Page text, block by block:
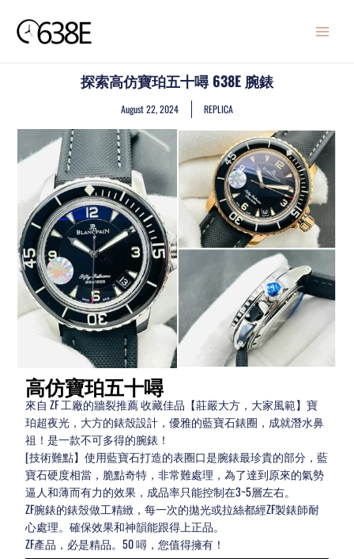
content
MENU
探索高仿寶珀五十噚 638E 腕錶
August 22, 2024 REPLICA
高仿寶珀五十噚
來自 ZF 工廠的牆裂推薦 收藏佳品【莊嚴大方，大家風範】寶
珀超夜光，大方的錶殼設計，優雅的藍寶石錶圈，成就潛水鼻
祖！是一款不可多得的腕錶！
[技術難點】使用藍寶石打造的表圈口是腕錶最珍貴的部分，藍
寶石硬度相當，脆點奇特，非常難處理，為了達到原來的氣勢
逼人和薄而有力的效果，成品率只能控制在3~5層左右。
ZF腕錶的錶殼做工精緻，每一次的拋光或拉絲都經ZF製錶師耐
心處理。確保效果和神韻能跟得上正品。
ZF產品，必是精品。50 噚，您值得擁有！